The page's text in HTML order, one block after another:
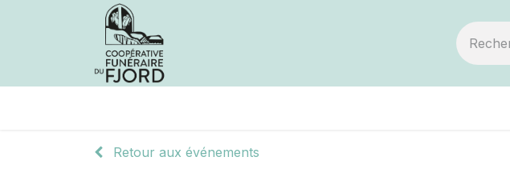
Retour aux événements